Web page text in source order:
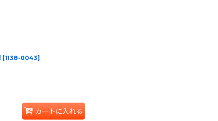
[1138-0043]
カートに入れる